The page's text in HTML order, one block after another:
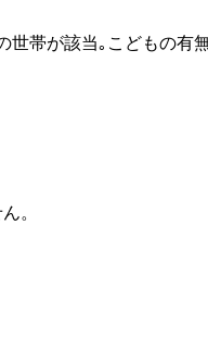
帯が該当｡こどもの有無
。